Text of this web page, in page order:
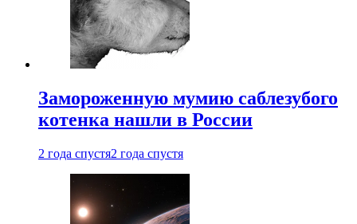
Замороженную мумию саблезубого
котенка нашли в России
2 года спустя2 года спустя